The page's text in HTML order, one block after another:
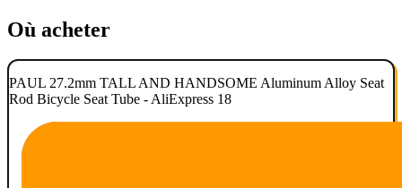
Où acheter
PAUL 27.2mm TALL AND HANDSOME Aluminum Alloy Seat
Rod Bicycle Seat Tube - AliExpress 18